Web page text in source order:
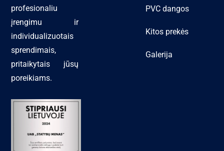
profesionaliu
įrengimu ir
individualizuotais
sprendimais,
pritaikytais jūsų
poreikiams.
PVC dangos
Kitos prekės
Galerija